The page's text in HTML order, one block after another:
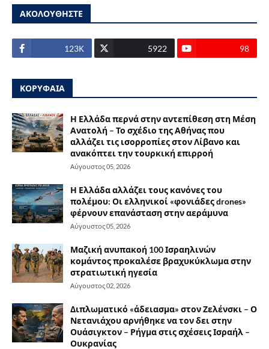
ΑΚΟΛΟΥΘΗΣΤΕ
123Κ 5922 98
ΚΟΡΥΦΑΙΑ
Η Ελλάδα περνά στην αντεπίθεση στη Μέση
Ανατολή – Το σχέδιο της Αθήνας που
αλλάζει τις ισορροπίες στον Λίβανο και
ανακόπτει την τουρκική επιρροή
Αύγουστος 05, 2026
Η Ελλάδα αλλάζει τους κανόνες του
πολέμου: Οι ελληνικοί «φονιάδες drones»
φέρνουν επανάσταση στην αεράμυνα
Αύγουστος 05, 2026
Μαζική ανυπακοή 100 Ισραηλινών
κομάντος προκαλέσε βραχυκύκλωμα στην
στρατιωτική ηγεσία
Αύγουστος 02, 2026
Διπλωματικό «άδειασμα» στον Ζελένσκι – Ο
Νετανιάχου αρνήθηκε να τον δει στην
Ουάσιγκτον – Ρήγμα στις σχέσεις Ισραήλ –
Ουκρανίας